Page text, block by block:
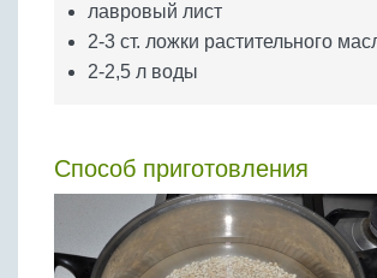
лавровый лист
2-3 ст. ложки растительного
2-2,5 л воды
Способ приготовления